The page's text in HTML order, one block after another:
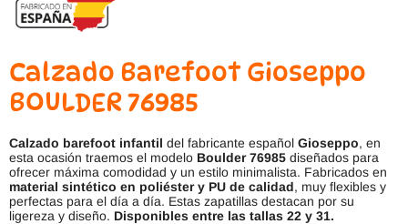
Calzado Barefoot Gioseppo
BOULDER 76985
Calzado barefoot infantil del fabricante español Gioseppo, en
esta ocasión traemos el modelo Boulder 76985 diseñados para
ofrecer máxima comodidad y un estilo minimalista. Fabricados en
material sintético en poliéster y PU de calidad, muy flexibles y
perfectas para el día a día. Estas zapatillas destacan por su
ligereza y diseño. Disponibles entre las tallas 22 y 31.